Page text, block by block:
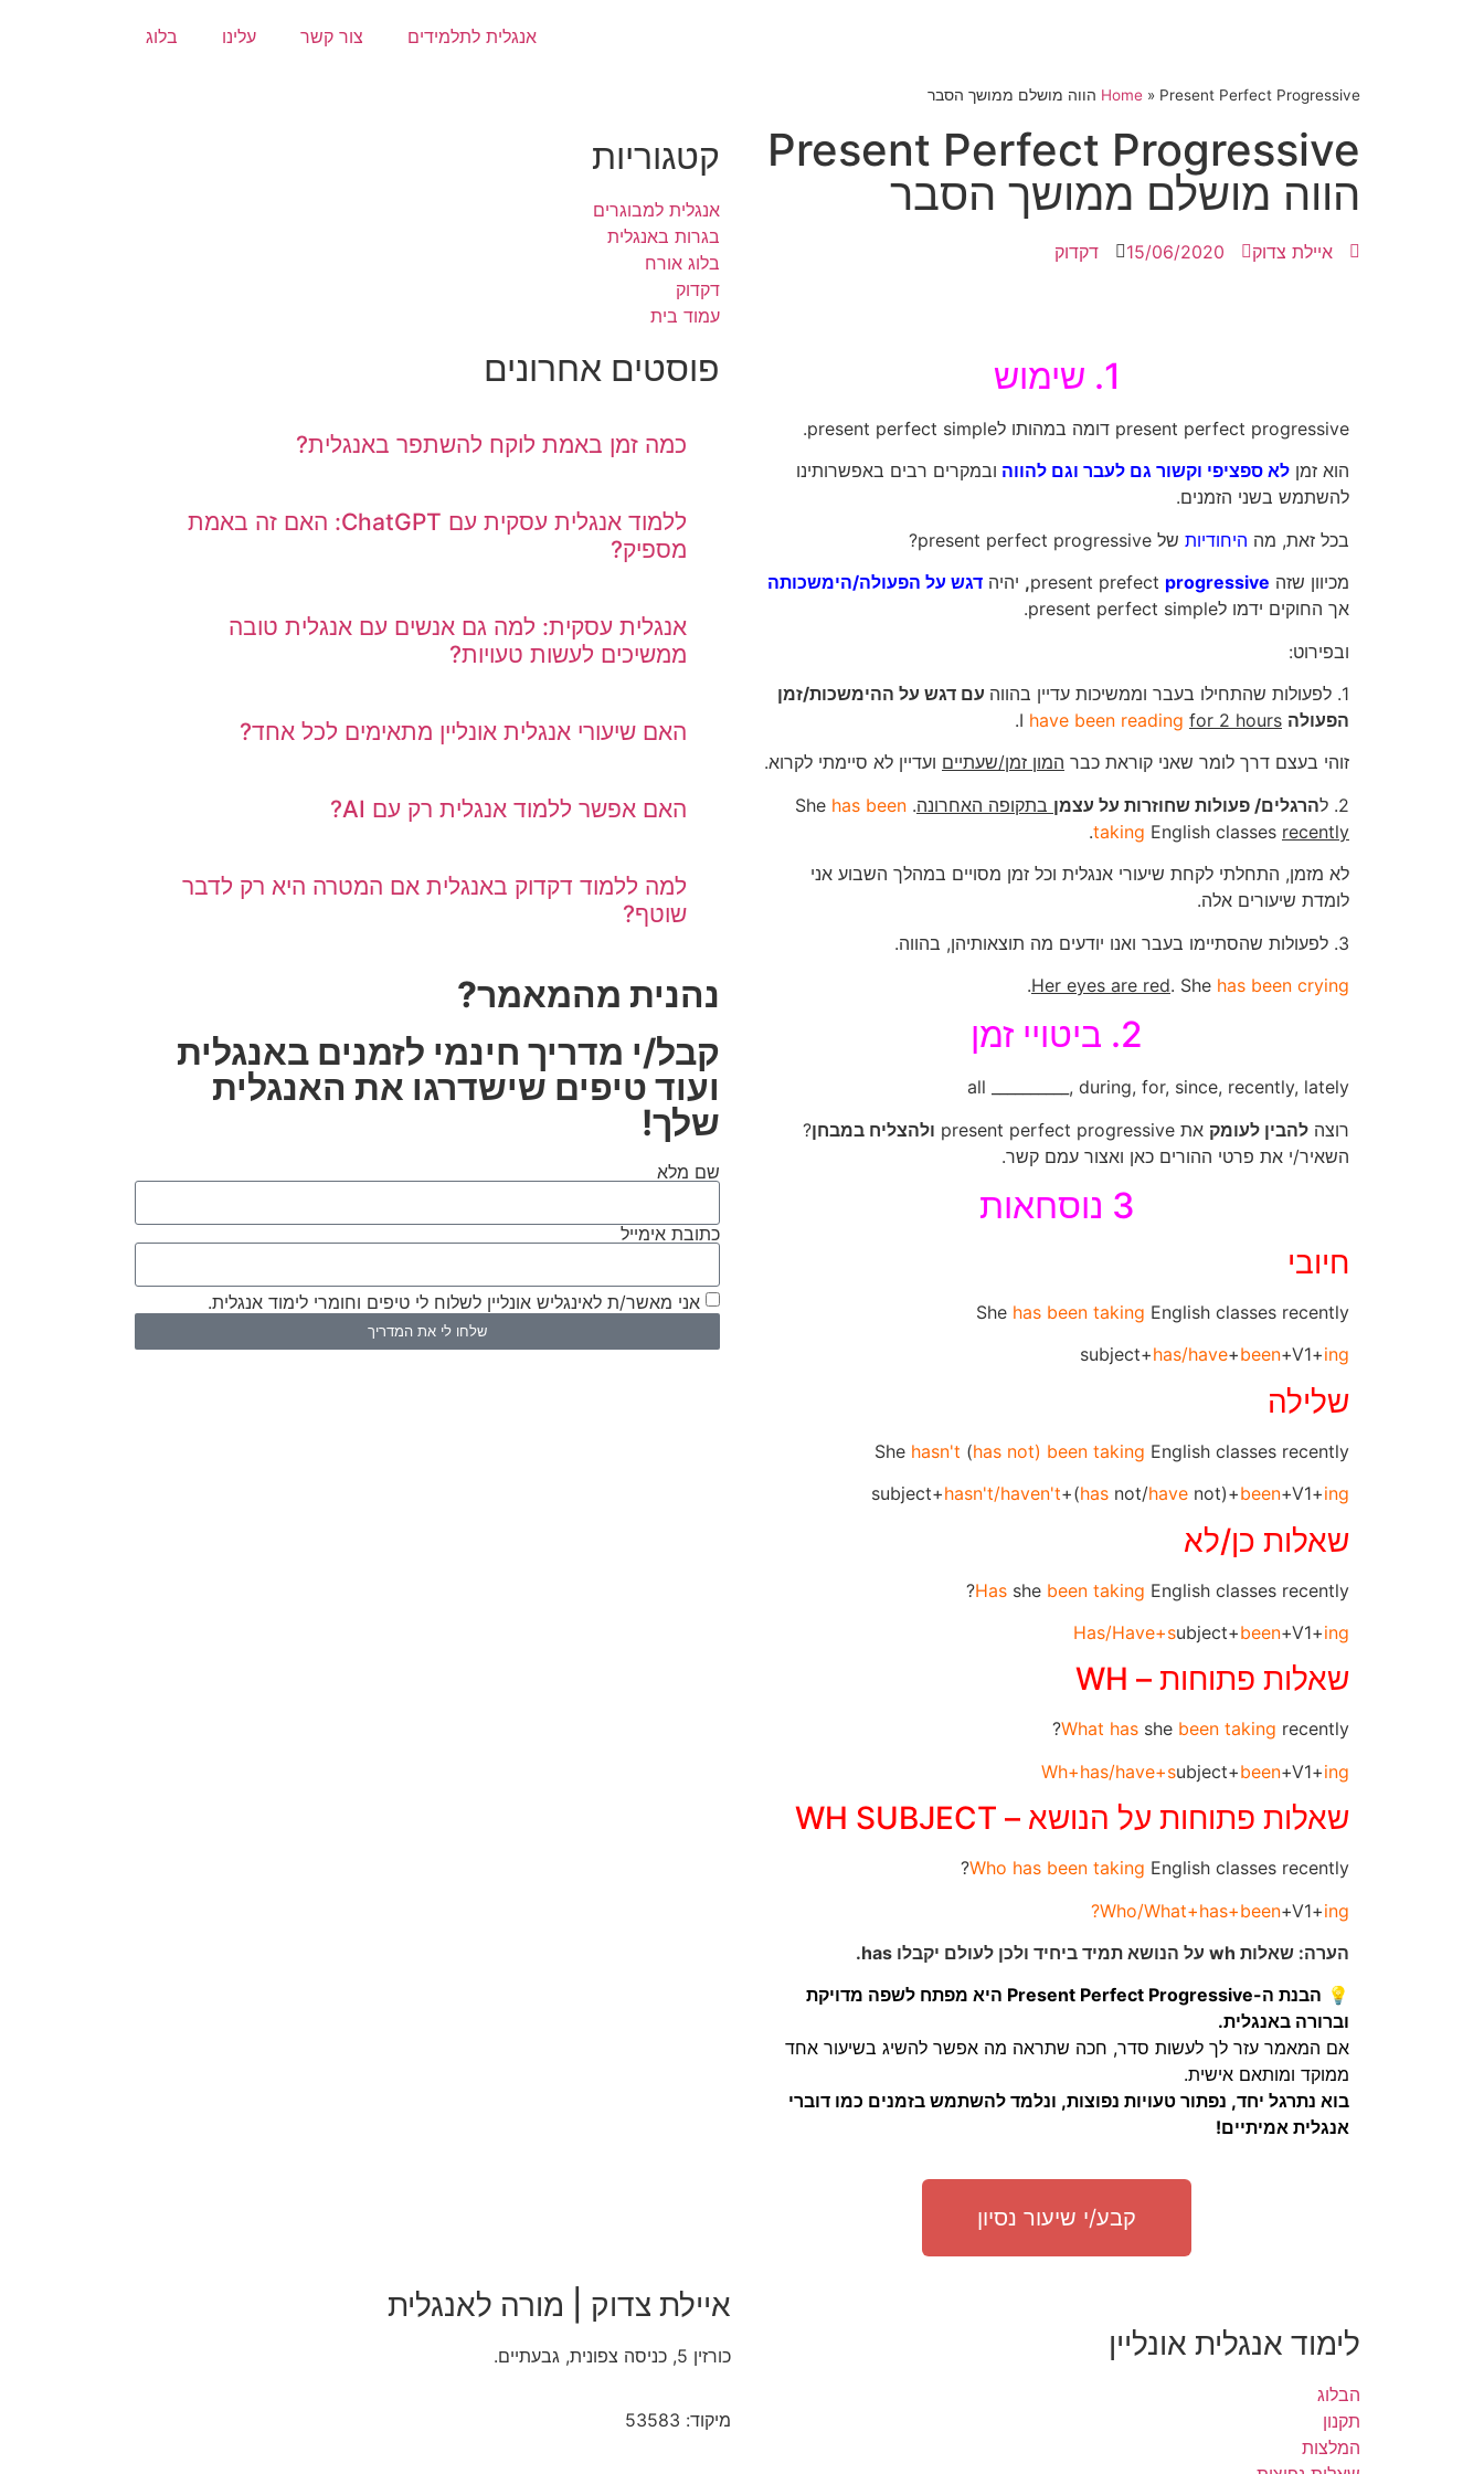
אנגלית לתלמידים צור קשר עלינו בלוג
Home » Present Perfect Progressive הווה מושלם ממושך הסבר
Present Perfect Progressive
הווה מושלם ממושך הסבר
איילת צדוק 15/06/2020 דקדוק
1. שימוש
present perfect progressive דומה במהותו לpresent perfect simple.
הוא זמן לא ספציפי וקשור גם לעבר וגם להווה ובמקרים רבים באפשרותינו
להשתמש בשני הזמנים.
בכל זאת, מה היחודיות של present perfect progressive?
מכיוון שזה present prefect progressive
, יהיה דגש על הפעולה/הימשכותה
אך החוקים ידמו לpresent perfect simple.
ובפירוט:
1. לפעולות שהתחילו בעבר וממשיכות עדיין בהווה
עם דגש על ההימשכות/זמן
הפעולה
have been reading for 2 hours
.
זוהי בעצם דרך לומר שאני קוראת כבר המון זמן/שעתיים ועדיין לא סיימתי לקרוא.
2. ל
הרגלים/ פעולות שחוזרות על עצמן בתקופה האחרונה. She
has been
taking English classes recently
.
לא מזמן, התחלתי לקחת שיעורי אנגלית וכל זמן מסויים במהלך השבוע אני
לומדת שיעורים אלה.
3. לפעולות שהסתיימו בעבר ואנו יודעים מה תוצאותיהן, בהווה.
Her eyes are red. She has been crying
.
2.​ ​ביטויי זמן
all __________, during, for, since, recently, lately
רוצה להבין לעומק את present perfect progressive ולהצליח במבחן?
השאיר/י את פרטי ההורים כאן ואצור עמם קשר.
3 נוסחאות
חיובי
She has been taking English classes recently
subject+has/have+been+V1+ing
שלילה
She hasn't (has not) been taking English classes recently
subject+hasn't/haven't+(has not/have not)+been+V1+ing
שאלות כן/לא
Has she been taking English classes recently?
Has/Have+subject+been+V1+ing
שאלות פתוחות – WH
What has she been taking recently?
Wh+has/have+subject+been+V1+ing
שאלות פתוחות על הנושא – WH SUBJECT
Who has been taking English classes recently?
Who/What+has+been+V1+ing?
הערה: שאלות wh על הנושא תמיד ביחיד ולכן לעולם יקבלו has.
💡
הבנת ה-Present Perfect Progressive היא מפתח לשפה מדויקת
וברורה באנגלית.
אם המאמר עזר לך לעשות סדר, חכה שתראה מה אפשר להשיג בשיעור אחד
ממוקד ומותאם אישית.
בוא נתרגל יחד, נפתור טעויות נפוצות, ונלמד להשתמש בזמנים כמו דוברי
אנגלית אמיתיים!
קבע/י שיעור נסיון
קטגוריות
אנגלית למבוגרים
בגרות באנגלית
בלוג אורח
דקדוק
עמוד בית
פוסטים אחרונים
כמה זמן באמת לוקח להשתפר באנגלית?
ללמוד אנגלית עסקית עם ChatGPT: האם זה באמת
מספיק?
אנגלית עסקית: למה גם אנשים עם אנגלית טובה
ממשיכים לעשות טעויות?
האם שיעורי אנגלית אונליין מתאימים לכל אחד?
האם אפשר ללמוד אנגלית רק עם AI?
למה ללמוד דקדוק באנגלית אם המטרה היא רק לדבר
שוטף?
נהנית מהמאמר?
קבל/י מדריך חינמי לזמנים באנגלית
ועוד טיפים שישדרגו את האנגלית
שלך!
שם מלא
כתובת אימייל
אני מאשר/ת לאינגליש אונליין לשלוח לי טיפים וחומרי לימוד אנגלית.
שלחו לי את המדריך
לימוד אנגלית אונליין
הבלוג
תקנון
המלצות
איילת צדוק | מורה לאנגלית
כורזין 5, כניסה צפונית, גבעתיים.
מיקוד: 53583